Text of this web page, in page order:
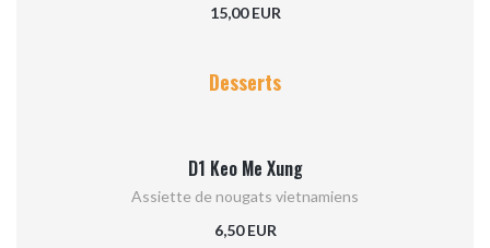
15,00 EUR
Desserts
D1 Keo Me Xung
Assiette de nougats vietnamiens
6,50 EUR